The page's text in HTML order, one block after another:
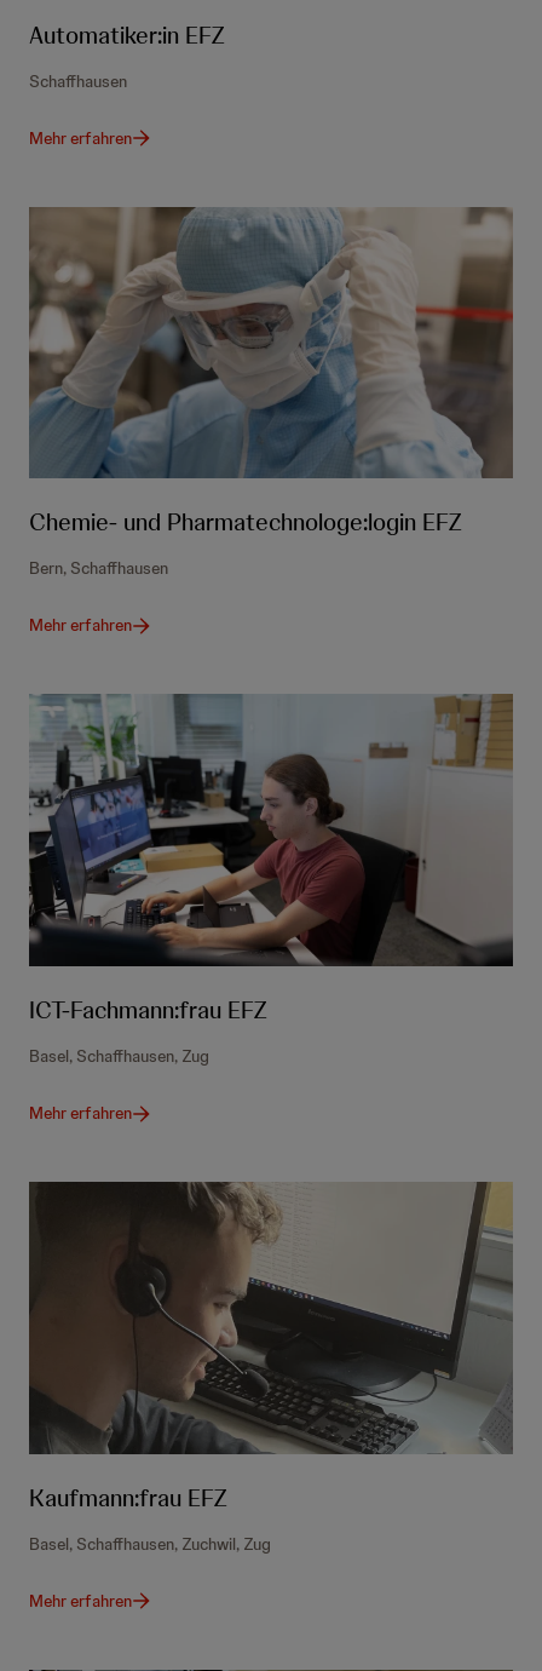
Automatiker:in EFZ
Schaffhausen
Mehr erfahren
Chemie- und Pharmatechnologe:login EFZ
Bern, Schaffhausen
Mehr erfahren
ICT-Fachmann:frau EFZ
Basel, Schaffhausen, Zug
Mehr erfahren
Kaufmann:frau EFZ
Basel, Schaffhausen, Zuchwil, Zug
Mehr erfahren